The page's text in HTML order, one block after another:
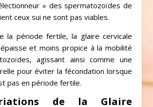
» des spermatozoïdes de
ceux sui ne sont pas viables.
la période fertile, la glaire cervicale
et moins propice à la mobilité
agissant ainsi comme une
pour éviter la fécondation lorsque
pas en période fertile.
de la Glaire